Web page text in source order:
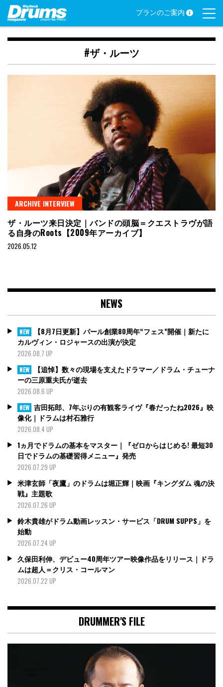
Skip
content
プランのご案内
#ザ・ルーツ
ARCHIVE INTERVIEW
ザ・ルーツ来日決定｜バンドの頭脳＝クエストラヴが語
る自身のRoots【2009年アーカイブ】
2026.05.12
NEWS
NEW
【8月7日更新】パール創業80周年“フェス”開催｜新たに
カルヴィン・ロジャースの出演が決定
2026.08.7 UP
NEW
【追悼】数々の現場を支えたドラマー／ドラム・チューナ
ーの三原重夫氏が逝去
2026.08.6 UP
NEW 吉田拓郎、7年ぶりの有観客ライヴ『春だったね2026』映
像化｜ドラムは村石雅行
2026.08.4 UP
1ヵ月でドラムの基本をマスター｜『ゼロからはじめる! 最短30
日でドラムの基礎習得メニュー』発売
2026.07.29 UP
米津玄師「夜鷹」のドラムは堀正輝｜映画『キングダム 魂の決
戦』主題歌
2026.07.26 UP
鈴木貴雄がドラム動画レッスン・サービス「DRUM SUPPS」を
始動
2026.07.24 UP
久保田利伸、デビュー40周年ツアー映像作品をリリース｜ドラ
ムは超人＝クリス・コールマン
2026.07.22 UP
DRUMMER'S FILE